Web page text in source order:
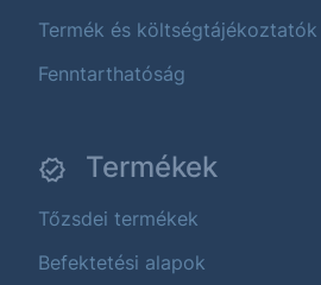
Termék és költségtájékoztatók
Fenntarthatóság
Termékek
Tőzsdei termékek
Befektetési alapok